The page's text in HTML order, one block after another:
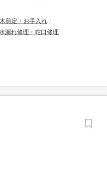
剪定・お手入れ
漏れ修理・蛇口修理